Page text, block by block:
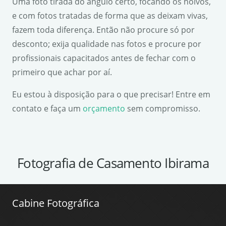
e com fotos tratadas de forma que as deixam vivas,
fazem toda diferença. Então não procure só por
desconto; exija qualidade nas fotos e procure por
profissionais capacitados antes de fechar com o
primeiro que achar por aí.
Eu estou à disposição para o que precisar! Entre em
contato e faça um orçamento sem compromisso.
Fotografia de Casamento Ibirama
Cabine Fotográfica